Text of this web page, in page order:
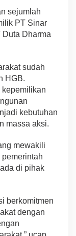
sejumlah
PT Sinar
Duta Dharma
sudah
HGB.
kepemilikan
kebutuhan
massa aksi.
mewakili
di pihak
berkomitmen
dengan